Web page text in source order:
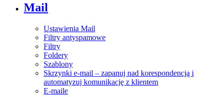
Mail
Ustawienia Mail
Filtry antyspamowe
Filtry
Foldery
Szablony
Skrzynki e-mail – zapanuj nad korespondencją i
automatyzuj komunikację z klientem
E-maile